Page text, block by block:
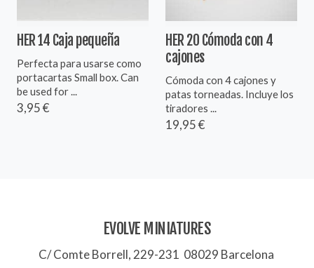
HER 14 Caja pequeña
Perfecta para usarse como
portacartas Small box. Can
be used for ...
3,95 €
HER 20 Cómoda con 4
cajones
Cómoda con 4 cajones y
patas torneadas. Incluye los
tiradores ...
19,95 €
EVOLVE MINIATURES
C/ Comte Borrell, 229-231 08029 Barcelona